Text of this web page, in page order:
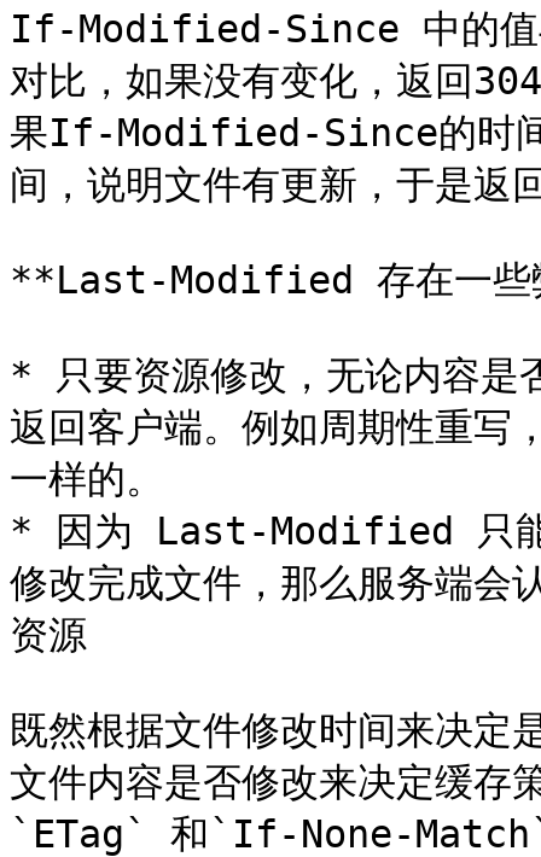
If-Modified-Since 中的值与
对比，如果没有变化，返回
果If-Modified-Since的时间
间，说明文件有更新，于是返
**Last-Modified 存在一些
* 只要资源修改，无论内容是
返回客户端。例如周期性重写
一样的。
* 因为 Last-Modified 只能
修改完成文件，那么服务端会
资源
既然根据文件修改时间来决定
文件内容是否修改来决定缓
`ETag` 和`If-None-